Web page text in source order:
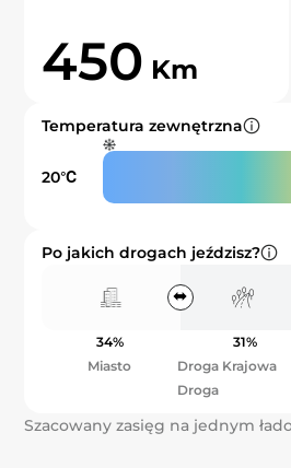
450 Km
Temperatura zewnętrzna
20℃
Po jakich drogach jeździsz?
34%
Miasto
31%
Droga Krajowa
Droga
Szacowany zasięg na jednym